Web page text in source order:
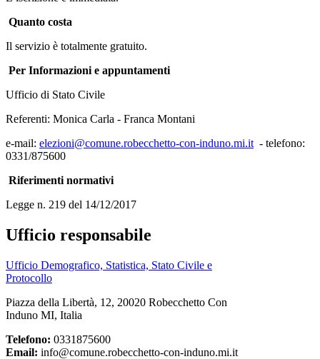
Quanto costa
Il servizio è totalmente gratuito.
Per Informazioni e appuntamenti
Ufficio di Stato Civile
Referenti: Monica Carla - Franca Montani
e-mail: elezioni@comune.robecchetto-con-induno.mi.it - telefono:
0331/875600
Riferimenti normativi
Legge n. 219 del 14/12/2017
Ufficio responsabile
Ufficio Demografico, Statistica, Stato Civile e
Protocollo
Piazza della Libertà, 12, 20020 Robecchetto Con
Induno MI, Italia
Telefono: 0331875600
Email: info@comune.robecchetto-con-induno.mi.it